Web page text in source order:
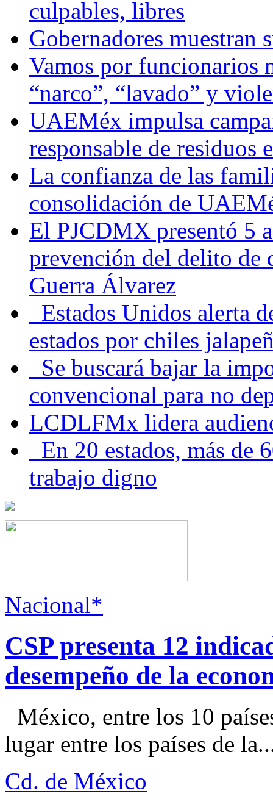
culpables, libres
Gobernadores muestran
Vamos por funcionarios
“narco”, “lavado” y
UAEMéx impulsa
responsable de residuos
La confianza de las
consolidación de
El PJCDMX presentó 5
prevención del delito de
Guerra Álvarez
Estados Unidos alerta
estados por chiles
Se buscará bajar la
convencional para no
LCDLFMx lidera
En 20 estados, más de
trabajo digno
Nacional*
CSP presenta 12
desempeño de la
México, entre los 10
lugar entre los países de
Cd. de México